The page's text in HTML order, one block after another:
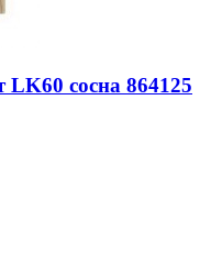
LK60 сосна 864125